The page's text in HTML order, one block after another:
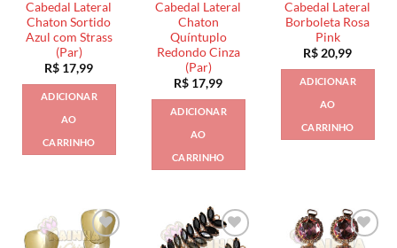
Cabedal Lateral
Chaton Sortido
Azul com Strass
(Par)
R$ 17,99
ADICIONAR
AO
CARRINHO
Cabedal Lateral
Chaton
Quíntuplo
Redondo Cinza
(Par)
R$ 17,99
ADICIONAR
AO
CARRINHO
Cabedal Lateral
Borboleta Rosa
Pink
R$ 20,99
ADICIONAR
AO
CARRINHO